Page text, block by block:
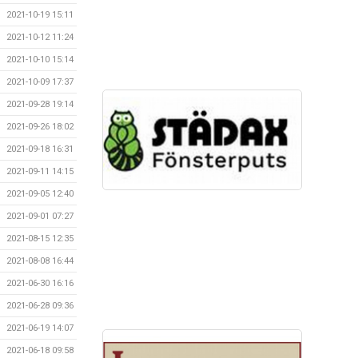
2021-10-19 15:11
2021-10-12 11:24
2021-10-10 15:14
2021-10-09 17:37
2021-09-28 19:14
2021-09-26 18:02
2021-09-18 16:31
2021-09-11 14:15
2021-09-05 12:40
2021-09-01 07:27
2021-08-15 12:35
2021-08-08 16:44
2021-06-30 16:16
2021-06-28 09:36
2021-06-19 14:07
2021-06-18 09:58